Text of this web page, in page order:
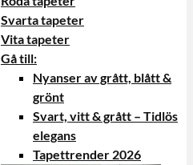
Svarta tapeter
Vita tapeter
Gå till:
Nyanser av grått, blått &
grönt
Svart, vitt & grått – Tidlös
elegans
Tapettrender 2026